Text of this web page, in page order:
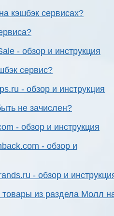
кэшбэк сервисах?
- обзор и инструкция
сервис?
- обзор и инструкция
не зачислен?
- обзор и инструкция
- обзор и
- обзор и
товары из раздела Молл